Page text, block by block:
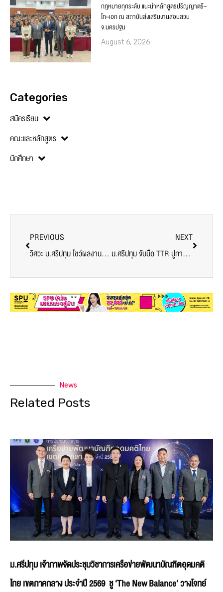
กฎหมายทุกระดับ แนะนำหลักสูตรปริญญาตรี–
โท–เอก ณ สถาบันส่งเสริมงานสอบสวน
จ.นครปฐม
August 6, 2026
Categories
สมัครเรียน
คณะและหลักสูตร
นักศึกษา
PREVIOUS
วิศวะ ม.ศรีปทุม โชว์ผลงาน “Platform อัจฉริยะเพื่อวินิจฉัยการสิ้นเปลืองพลังงานระบบปรับอากาศ” คว้ารางวัล ประกวด GSB สุดยอด SMEs STARTUP ตัวจริง ปีที่6
NEXT
ม.ศรีปทุม จับมือ TTR ปูทางสร้างบัณฑิตคุณภาพสู่อุตสาหกรรมระบบราง
News
Related Posts
ม.ศรีปทุม เจ้าภาพจัดประชุมวิชาการเครือข่ายพัฒนาบัณฑิตอุดมคติ
ไทย เขตภาคกลาง ประจำปี 2569 ชู ‘The New Balance’ วางโจทย์